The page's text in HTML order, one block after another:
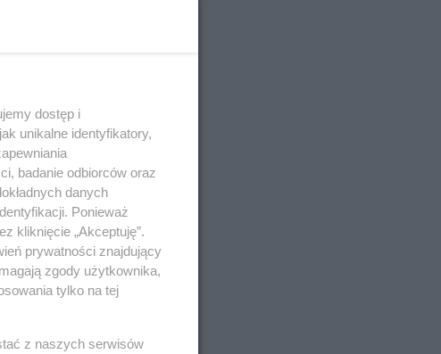
dostęp i
unikalne identyfikatory,
badanie odbiorców oraz
danych
Ponieważ
kliknięcie „Akceptuję”.
prywatności znajdujący
zgody użytkownika,
tylko na tej
z naszych serwisów